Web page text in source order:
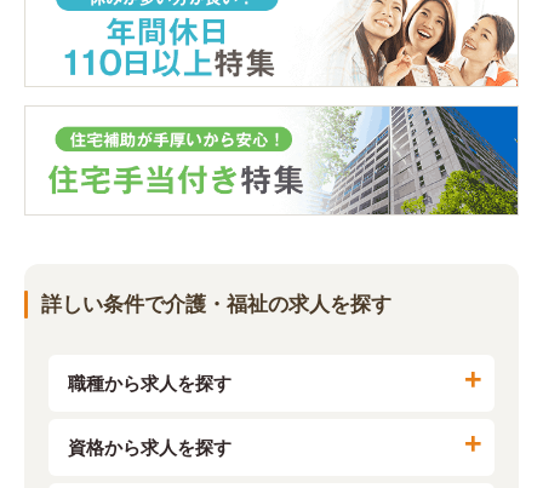
詳しい条件で介護・福祉の求人を探す
職種から求人を探す
資格から求人を探す